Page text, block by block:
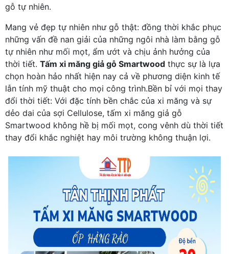
gỗ tự nhiên.
Mang vẻ đẹp tự nhiên như gỗ thật: đồng thời khắc phục
những vấn đề nan giải của những ngôi nhà làm bằng gỗ
tự nhiên như mối mọt, ẩm ướt và chịu ảnh hưởng của
thời tiết. Tấm xi măng giả gỗ Smartwood thực sự là lựa
chọn hoàn hảo nhất hiện nay cả về phương diện kinh tế
lẫn tính mỹ thuật cho mọi công trình.Bền bỉ với mọi thay
đổi thời tiết: Với đặc tính bền chắc của xi măng và sự
dẻo dai của sợi Cellulose, tấm xi măng giả gỗ
Smartwood không hề bị mối mọt, cong vênh dù thời tiết
thay đổi khắc nghiệt hay môi trường không thuận lợi.